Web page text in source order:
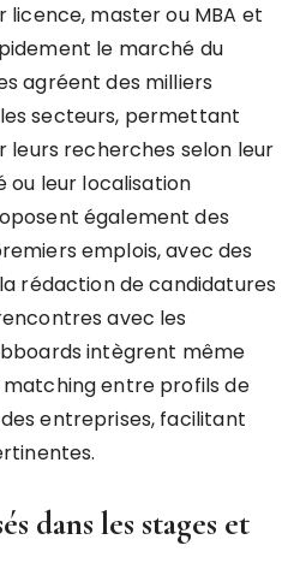
master ou MBA et
le marché du
agréent des milliers
secteurs, permettant
leurs recherches selon leur
ou leur localisation
également des
emplois, avec des
rédaction de candidatures
avec les
intègrent même
entre profils de
entreprises, facilitant
dans les stages et